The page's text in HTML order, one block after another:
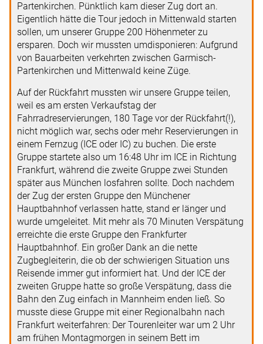
Partenkirchen. Pünktlich kam dieser Zug dort an.
Eigentlich hätte die Tour jedoch in Mittenwald starten
sollen, um unserer Gruppe 200 Höhenmeter zu
ersparen. Doch wir mussten umdisponieren: Aufgrund
von Bauarbeiten verkehrten zwischen Garmisch-
Partenkirchen und Mittenwald keine Züge.
Auf der Rückfahrt mussten wir unsere Gruppe teilen,
weil es am ersten Verkaufstag der
Fahrradreservierungen, 180 Tage vor der Rückfahrt(!),
nicht möglich war, sechs oder mehr Reservierungen in
einem Fernzug (ICE oder IC) zu buchen. Die erste
Gruppe startete also um 16:48 Uhr im ICE in Richtung
Frankfurt, während die zweite Gruppe zwei Stunden
später aus München losfahren sollte. Doch nachdem
der Zug der ersten Gruppe den Münchener
Hauptbahnhof verlassen hatte, stand er länger und
wurde umgeleitet. Mit mehr als 70 Minuten Verspätung
erreichte die erste Gruppe den Frankfurter
Hauptbahnhof. Ein großer Dank an die nette
Zugbegleiterin, die ob der schwierigen Situation uns
Reisende immer gut informiert hat. Und der ICE der
zweiten Gruppe hatte so große Verspätung, dass die
Bahn den Zug einfach in Mannheim enden ließ. So
musste diese Gruppe mit einer Regionalbahn nach
Frankfurt weiterfahren: Der Tourenleiter war um 2 Uhr
am frühen Montagmorgen in seinem Bett im